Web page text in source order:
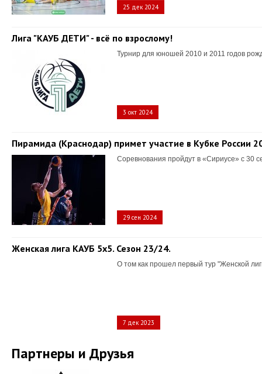
25 дек 2024
Лига "КАУБ ДЕТИ" - всё по взрослому!
Турнир для юношей 2010 и 2011 годов
3 окт 2024
Пирамида (Краснодар) примет участие в Кубке России
Соревнования пройдут в «Сириусе» с 30
29 сен 2024
Женская лига КАУБ 5х5. Сезон 23/24.
О том как прошел первый тур "Женской
7 дек 2023
Партнеры и Друзья